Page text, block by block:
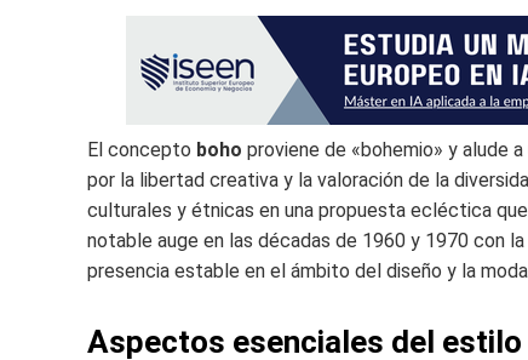
El concepto boho proviene de «bohemio» y alude
por la libertad creativa y la valoración de la
culturales y étnicas en una propuesta ecléctica
notable auge en las décadas de 1960 y 1970 con
presencia estable en el ámbito del diseño y la
Aspectos esenciales del estilo